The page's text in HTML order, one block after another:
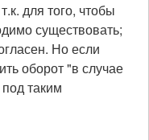
для того, чтобы
существовать;
Но если
оборот "в случае
таким